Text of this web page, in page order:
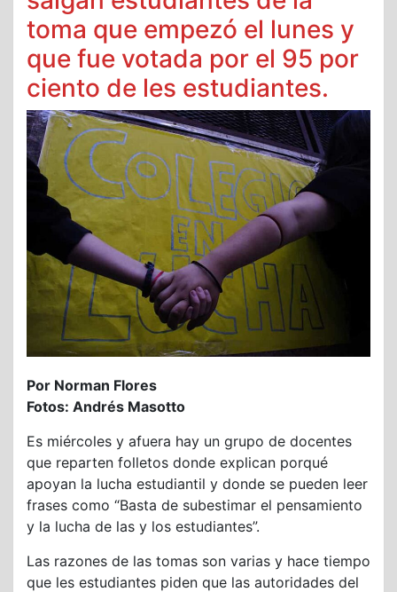
toma que empezó el lunes y
que fue votada por el 95 por
ciento de les estudiantes.
Por Norman Flores
Fotos: Andrés Masotto
Es miércoles y afuera hay un grupo de docentes
que reparten folletos donde explican porqué
apoyan la lucha estudiantil y donde se pueden leer
frases como “Basta de subestimar el pensamiento
y la lucha de las y los estudiantes”.
Las razones de las tomas son varias y hace tiempo
que les estudiantes piden que las autoridades del